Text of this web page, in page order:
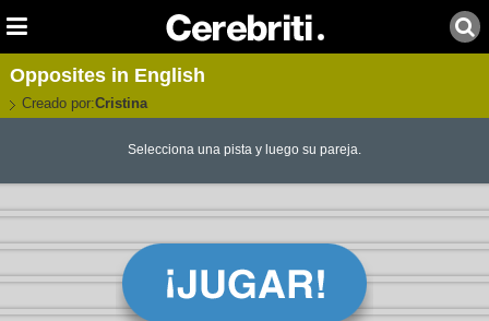
Opposites in English
Creado por:Cristina
Selecciona una pista y luego su pareja.